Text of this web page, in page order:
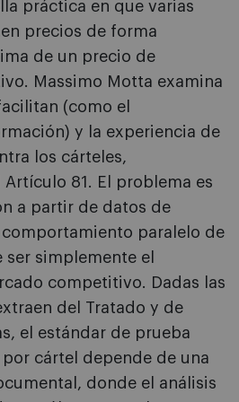
práctica en que varias
precios de forma
de un precio de
Massimo Motta examina
(como el
y la experiencia de
los cárteles,
81. El problema es
a partir de datos de
paralelo de
ser simplemente el
competitivo. Dadas las
del Tratado y de
el estándar de prueba
cártel depende de una
donde el análisis